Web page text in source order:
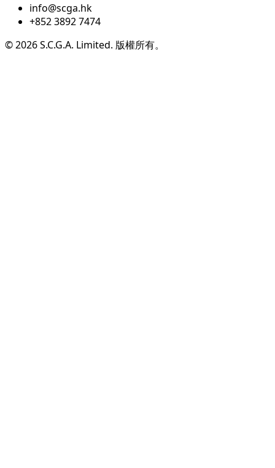
info@scga.hk
+852 3892 7474
© 2026 S.C.G.A. Limited. 版權所有。